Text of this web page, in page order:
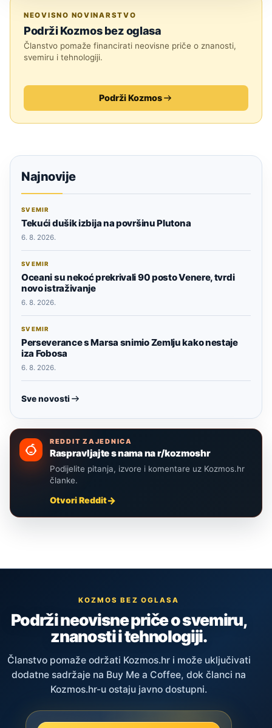
NEOVISNO NOVINARSTVO
Podrži Kozmos bez oglasa
Članstvo pomaže financirati neovisne priče o znanosti,
svemiru i tehnologiji.
Podrži Kozmos
Najnovije
SVEMIR
Tekući dušik izbija na površinu Plutona
6. 8. 2026.
SVEMIR
Oceani su nekoć prekrivali 90 posto Venere, tvrdi
novo istraživanje
6. 8. 2026.
SVEMIR
Perseverance s Marsa snimio Zemlju kako nestaje
iza Fobosa
6. 8. 2026.
Sve novosti
REDDIT ZAJEDNICA
Raspravljajte s nama na r/kozmoshr
Podijelite pitanja, izvore i komentare uz Kozmos.hr
članke.
Otvori Reddit
KOZMOS BEZ OGLASA
Podrži neovisne priče o svemiru,
znanosti i tehnologiji.
Članstvo pomaže održati Kozmos.hr i može uključivati
dodatne sadržaje na Buy Me a Coffee, dok članci na
Kozmos.hr-u ostaju javno dostupni.